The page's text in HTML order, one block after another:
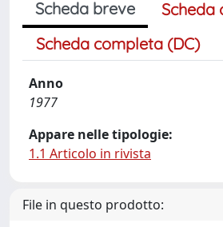
Scheda breve
Scheda
Scheda completa (DC)
Anno
1977
Appare nelle tipologie:
1.1 Articolo in rivista
File in questo prodotto: